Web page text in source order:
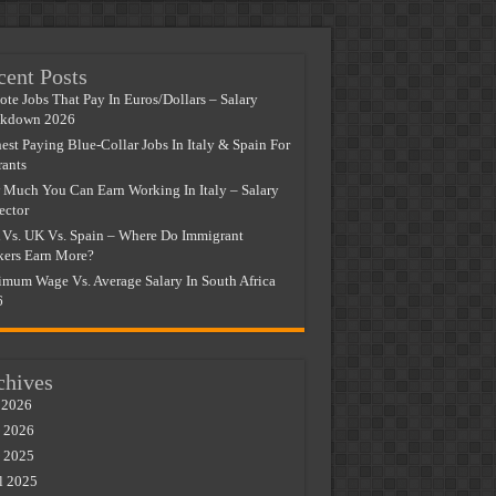
Posts
Jobs That Pay In Euros/Dollars – Salary
2026
Paying Blue-Collar Jobs In Italy & Spain For
Much You Can Earn Working In Italy – Salary
Vs. UK Vs. Spain – Where Do Immigrant
Earn More?
Wage Vs. Average Salary In South Africa
2026
2025
2025